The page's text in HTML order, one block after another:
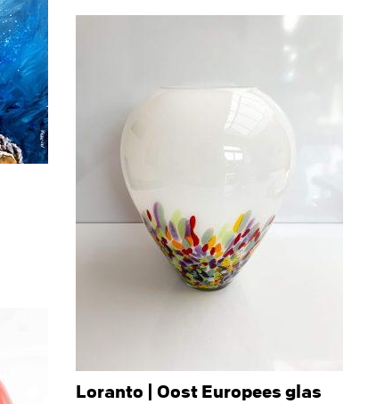
Loranto | Oost Europees glas